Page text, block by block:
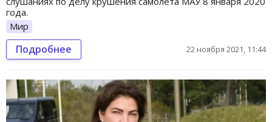
года.
Мир
Подробнее 22 ноября 2021, 11:44